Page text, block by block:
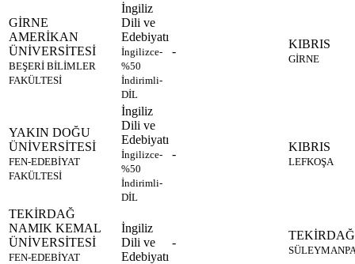
GİRNE
AMERİKAN
ÜNİVERSİTESİ
BEŞERİ BİLİMLER
FAKÜLTESİ
İngiliz
Dili ve
Edebiyatı
İngilizce-
%50
İndirimli-
DİL
-
KIBRIS
GİRNE
YAKIN DOĞU
ÜNİVERSİTESİ
FEN-EDEBİYAT
FAKÜLTESİ
İngiliz
Dili ve
Edebiyatı
İngilizce-
%50
İndirimli-
DİL
-
KIBRIS
LEFKOŞA
TEKİRDAĞ
NAMIK KEMAL
ÜNİVERSİTESİ
FEN-EDEBİYAT
İngiliz
Dili ve
Edebiyatı
-
TEKİRDAĞ